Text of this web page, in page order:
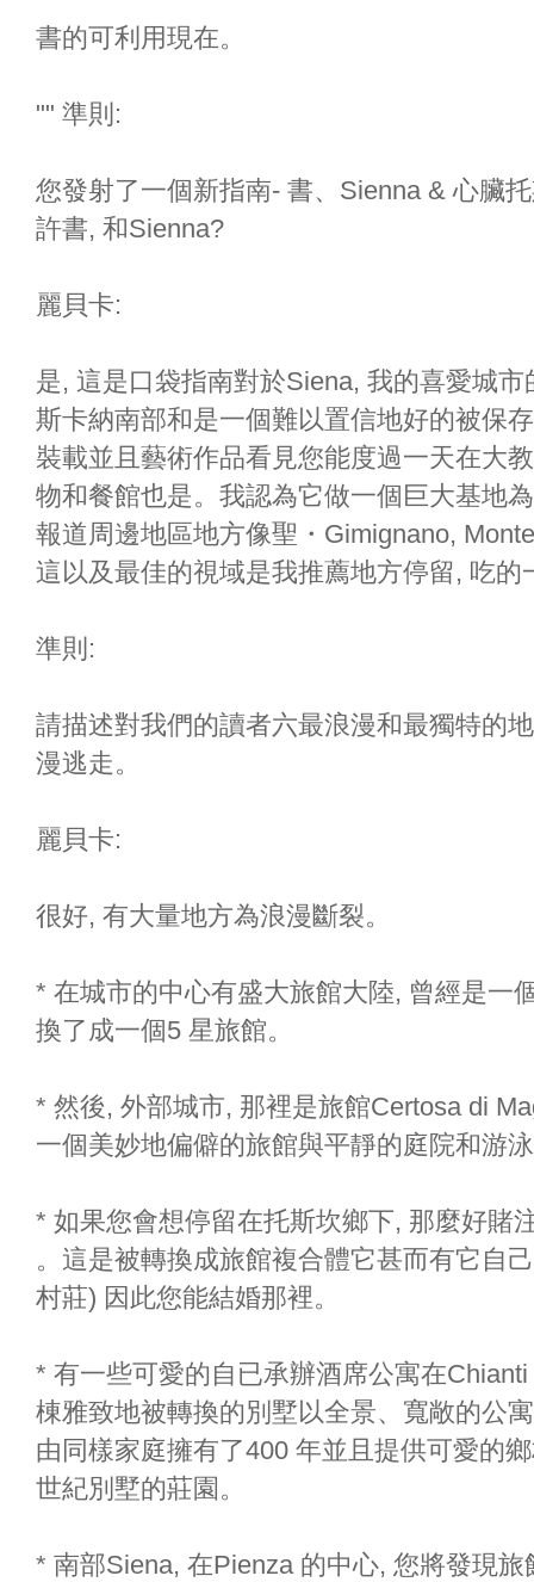
書的可利用現在。
"" 準則:
您發射了一個新指南- 書、Sienna & 心臟
許書, 和Sienna?
麗貝卡:
是, 這是口袋指南對於Siena, 我的喜愛城
斯卡納南部和是一個難以置信地好的被保
裝載並且藝術作品看見您能度過一天在大
物和餐館也是。我認為它做一個巨大基地
報道周邊地區地方像聖・Gimignano,
這以及最佳的視域是我推薦地方停留, 吃
準則:
請描述對我們的讀者六最浪漫和最獨特的
漫逃走。
麗貝卡:
很好, 有大量地方為浪漫斷裂。
* 在城市的中心有盛大旅館大陸, 曾經是一
換了成一個5 星旅館。
* 然後, 外部城市, 那裡是旅館Certosa di
一個美妙地偏僻的旅館與平靜的庭院和游
* 如果您會想停留在托斯坎鄉下, 那麼好賭
。這是被轉換成旅館複合體它甚而有它自
村莊) 因此您能結婚那裡。
* 有一些可愛的自已承辦酒席公寓在
棟雅致地被轉換的別墅以全景、寬敞的公
由同樣家庭擁有了400 年並且提供可愛的
世紀別墅的莊園。
* 南部Siena, 在Pienza 的中心, 您將發現